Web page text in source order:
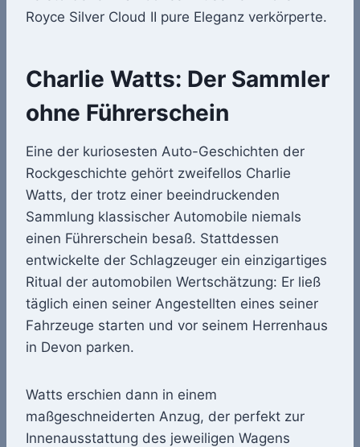
Royce Silver Cloud II pure Eleganz verkörperte.
Charlie Watts: Der Sammler
ohne Führerschein
Eine der kuriosesten Auto-Geschichten der
Rockgeschichte gehört zweifellos Charlie
Watts, der trotz einer beeindruckenden
Sammlung klassischer Automobile niemals
einen Führerschein besaß. Stattdessen
entwickelte der Schlagzeuger ein einzigartiges
Ritual der automobilen Wertschätzung: Er ließ
täglich einen seiner Angestellten eines seiner
Fahrzeuge starten und vor seinem Herrenhaus
in Devon parken.
Watts erschien dann in einem
maßgeschneiderten Anzug, der perfekt zur
Innenausstattung des jeweiligen Wagens